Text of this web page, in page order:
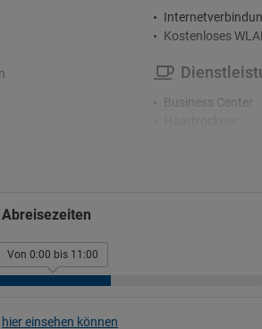
Kostenloses
Business Center
Von 0:00 bis 11:00
hier einsehen können